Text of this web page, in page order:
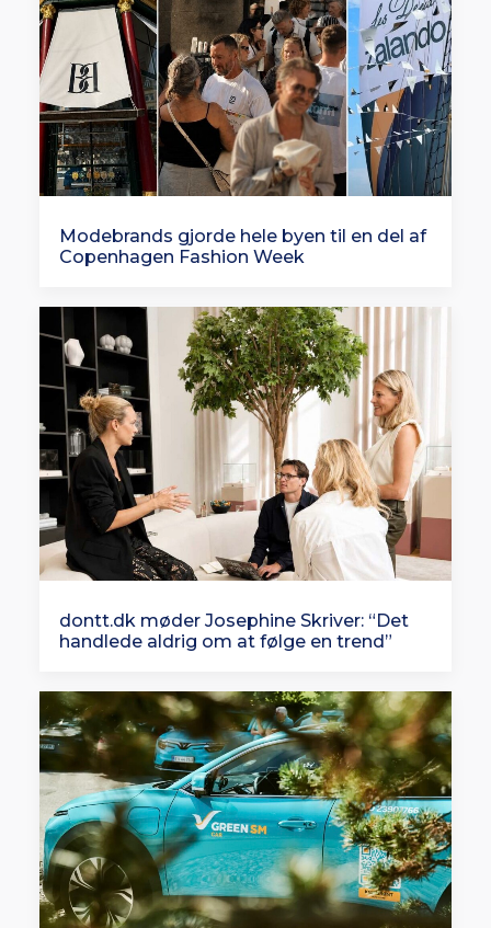
Modebrands gjorde hele byen til en del af
Copenhagen Fashion Week
dontt.dk møder Josephine Skriver: “Det
handlede aldrig om at følge en trend”